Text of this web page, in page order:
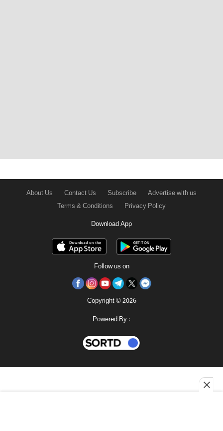
About Us Contact Us Subscribe
Advertise with us
Terms & Conditions
Privacy Policy
Download App
Follow us on
Copyright © 2026
Powered By :